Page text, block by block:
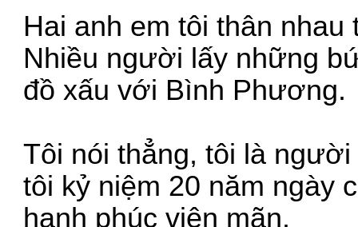
Hai anh em tôi thân
Nhiều người lấy những
đồ xấu với Bình Phương.
Tôi nói thẳng, tôi là
tôi kỷ niệm 20 năm ngày
hạnh phúc viên mãn.